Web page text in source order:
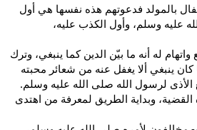
بالمولد فدعوتهم هذه نفسها هي أول
عليه وسلم، وأول الكذب عليه،
له أنه ما بيّن الدين كما ينبغي، وترك
ينبغي ألا يغفل عنه من شعائر محبته
الأذى لرسول الله صلى الله عليه وسلم.
وبداية الطريق لمعرفة من اهتدى